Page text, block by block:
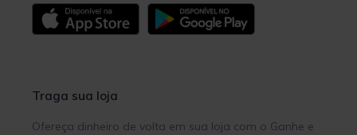
Traga sua loja
Ofereça dinheiro de volta em sua loja com o Ganhe e